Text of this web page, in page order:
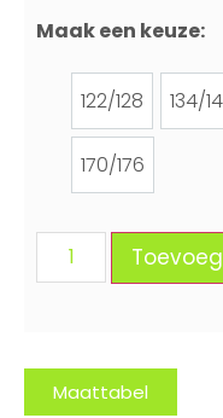
Maak een keuze:
122/128
122/128
134/
170/176
170/176
Maattabel